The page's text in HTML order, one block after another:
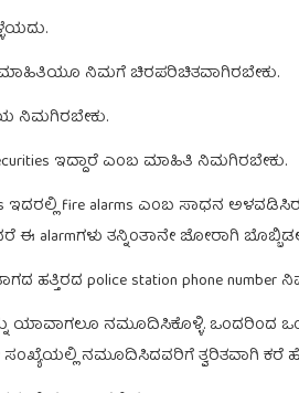
ನಿಮಗೆ ಚಿರಪರಿಚಿತವಾಗಿರಬೇಕು.
ನಿಮಗಿರಬೇಕು.
ಇದ್ದಾರೆ ಎಂಬ ಮಾಹಿತಿ ನಿಮಗಿರಬೇಕು.
ಇದರಲ್ಲಿ fire alarms ಎಂಬ ಸಾಧನ
ಈ alarmಗಳು ತನ್ನಿಂತಾನೇ ಜೋರಾಗಿ
ಹತ್ತಿರದ police station phone
ಯಾವಾಗಲೂ ನಮೂದಿಸಿಕೊಳ್ಳಿ. ಒಂದರಿಂದ
ಸಂಖ್ಯೆಯಲ್ಲಿ ನಮೂದಿಸಿದವರಿಗೆ ತ್ವರಿತವಾಗಿ ಕರೆ